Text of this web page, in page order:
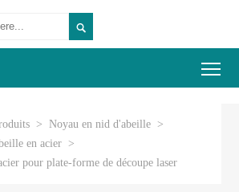

> Noyau en nid d'abeille >
en acier >
pour plate-forme de découpe laser